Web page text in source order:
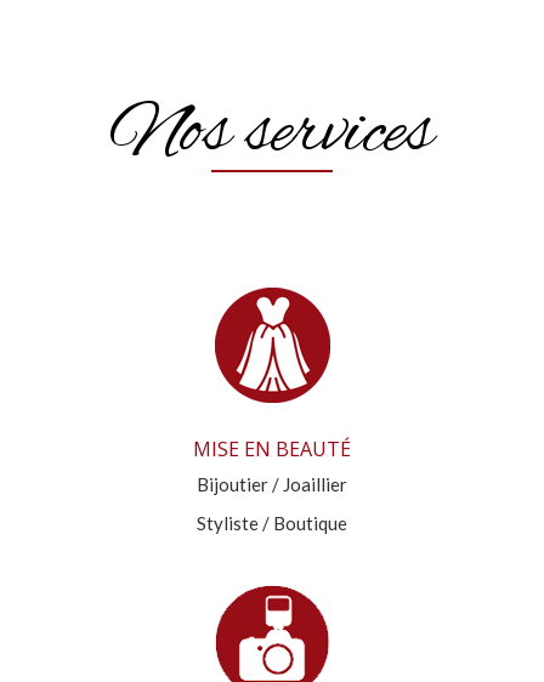
Nos services
MISE EN BEAUTÉ
Bijoutier / Joaillier
Styliste / Boutique